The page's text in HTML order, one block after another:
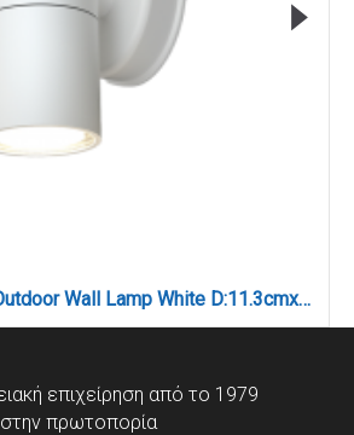
Eklutna 1xGU10 Outdoor Wall Lamp White D:11.3cmx11.3cm (80200524)
επιχείρηση από το 1979
πρωτοπορία